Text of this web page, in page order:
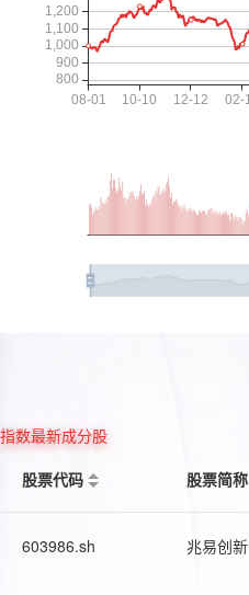
指数最新成分股
股票代码
股票简称
603986.sh 兆易创新